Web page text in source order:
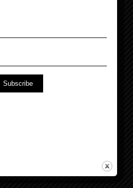
ABSINTHE
Subscribe